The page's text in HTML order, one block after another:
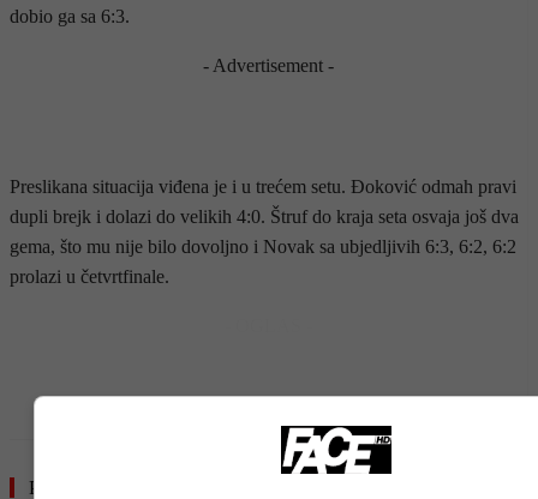
dobio ga sa 6:3.
- Advertisement -
Preslikana situacija viđena je i u trećem setu. Đoković odmah pravi
dupli brejk i dolazi do velikih 4:0. Štruf do kraja seta osvaja još dva
gema, što mu nije bilo dovoljno i Novak sa ubjedljivih 6:3, 6:2, 6:2
prolazi u četvrtfinale.
Pročitajte još